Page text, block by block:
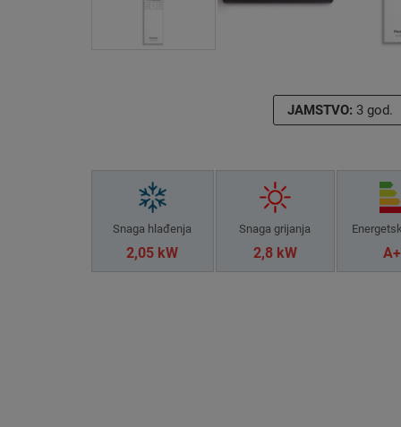
JAMSTVO: 3 god.
Snaga hlađenja
2,05 kW
Snaga grijanja
2,8 kW